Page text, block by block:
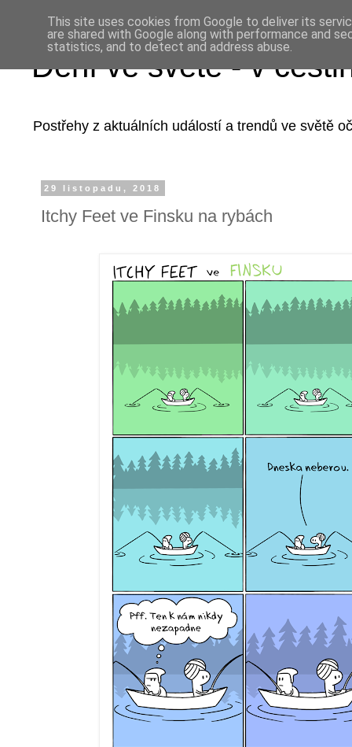
Dění ve světě - v
Postřehy z aktuálních událostí a trendů ve světě
29 listopadu, 2018
Itchy Feet ve Finsku na rybách
This site uses cookies from Google to deliver its
are shared with Google along with performance and
statistics, and to detect and address abuse.